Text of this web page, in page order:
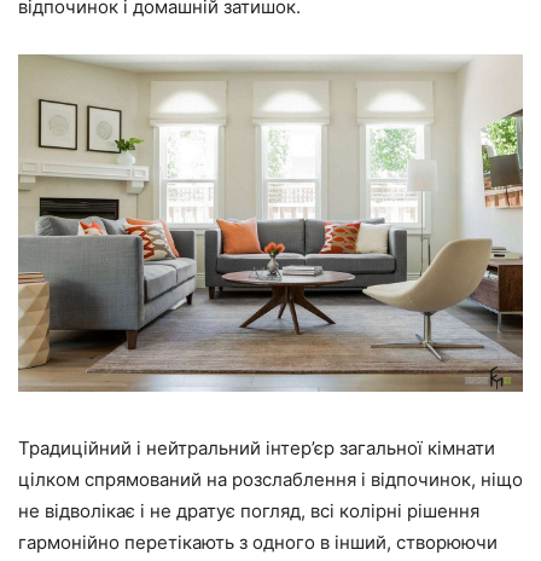
відпочинок і домашній затишок.
Традиційний і нейтральний інтер’єр загальної кімнати
цілком спрямований на розслаблення і відпочинок, ніщо
не відволікає і не дратує погляд, всі колірні рішення
гармонійно перетікають з одного в інший, створюючи